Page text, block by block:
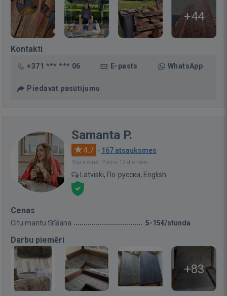
+44
Kontakti
+371 *** *** 06 E-pasts WhatsApp
Piedāvāt pasūtījumu
Samanta P.
4.7 · 167 atsauksmes
Bija vietnē: Pirms 12 dienām
Latviski, По-русски, English
Cenas
Citu mantu tīrīšana 5-15€/stunda
Darbu piemēri
+83